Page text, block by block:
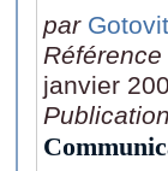
par
Référence
janvier
Publication